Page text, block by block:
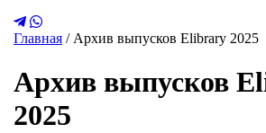
Главная / Архив выпусков Elibrary 2025
Архив выпусков
2025